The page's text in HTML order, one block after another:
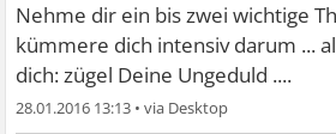
Nehme dir ein bis zwei wichtige
kümmere dich intensiv darum ...
dich: zügel Deine Ungeduld ....
28.01.2016 13:13 •